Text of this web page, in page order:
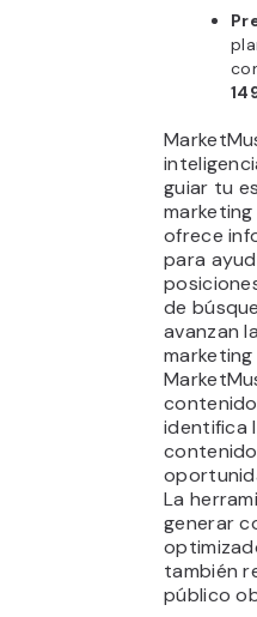
guiar tu
ofrece
para
de
avanzan
identifica
La
generar
también
público